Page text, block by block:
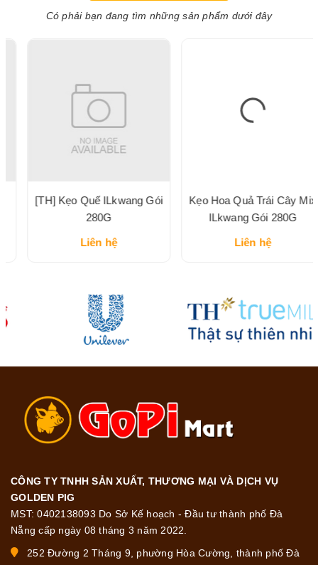
Có phải bạn đang tìm những sản phẩm dưới đây
[TH] Kẹo Quế ILkwang Gói
280G
Liên hệ
Kẹo Hoa Quả Trái Cây Mix
ILkwang Gói 280G
Liên hệ
CÔNG TY TNHH SẢN XUẤT, THƯƠNG MẠI VÀ DỊCH VỤ
GOLDEN PIG
MST: 0402138093 Do Sở Kế hoạch - Đầu tư thành phố Đà
Nẵng cấp ngày 08 tháng 3 năm 2022.
252 Đường 2 Tháng 9, phường Hòa Cường, thành phố Đà